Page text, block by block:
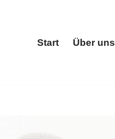
Start Über uns